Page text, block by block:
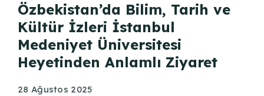
Özbekistan’da Bilim, Tarih ve
Kültür İzleri İstanbul
Medeniyet Üniversitesi
Heyetinden Anlamlı Ziyaret
28 Ağustos 2025